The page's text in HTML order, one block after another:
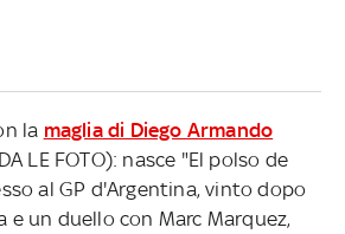
la maglia di Diego Armando
LE FOTO): nasce "El polso de
al GP d'Argentina, vinto dopo
e un duello con Marc Marquez,